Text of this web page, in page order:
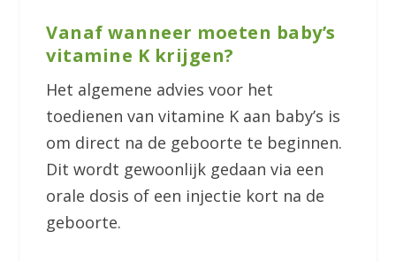
Vanaf wanneer moeten baby’s
vitamine K krijgen?
Het algemene advies voor het
toedienen van vitamine K aan baby’s is
om direct na de geboorte te beginnen.
Dit wordt gewoonlijk gedaan via een
orale dosis of een injectie kort na de
geboorte.